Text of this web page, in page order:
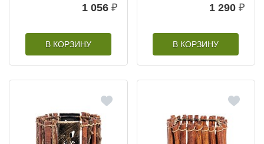
1 056 ₽
В КОРЗИНУ
1 290 ₽
В КОРЗИНУ